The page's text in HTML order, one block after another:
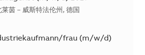
莱茵－威斯特法伦州, 德国
frau (m/w/d)